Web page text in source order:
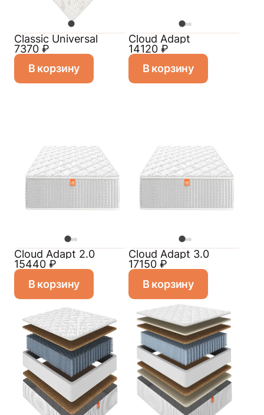
Classiс Universal
7370 ₽
В корзину
Cloud Adapt
14120 ₽
В корзину
Cloud Adapt 2.0
15440 ₽
В корзину
Cloud Adapt 3.0
17150 ₽
В корзину